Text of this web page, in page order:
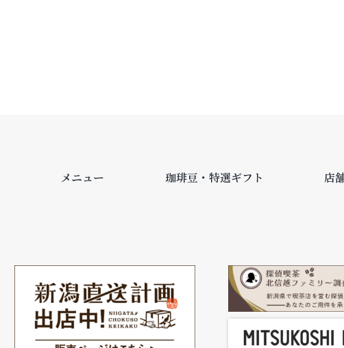
メニュー 珈琲豆・特選ギフト 店